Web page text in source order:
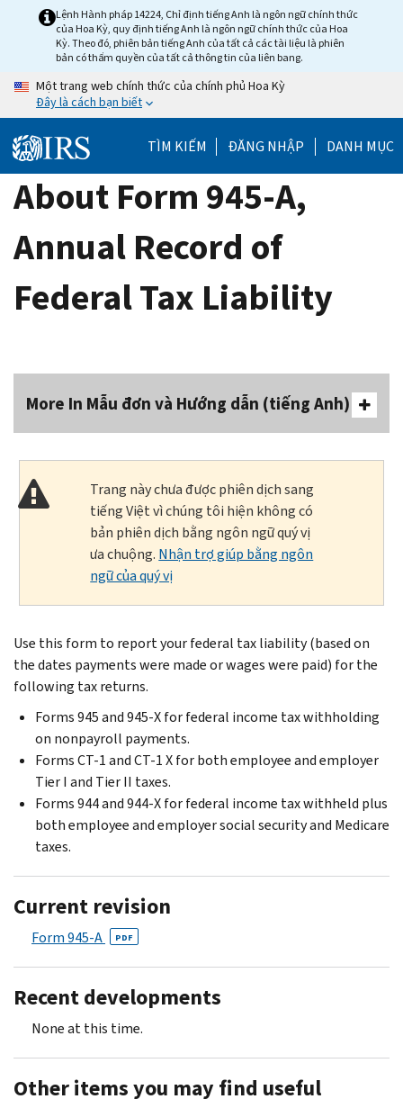
Lệnh Hành pháp 14224, Chỉ định tiếng Anh là ngôn ngữ chính thức
của Hoa Kỳ, quy định tiếng Anh là ngôn ngữ chính thức của Hoa
Kỳ. Theo đó, phiên bản tiếng Anh của tất cả các tài liệu là phiên
bản có thẩm quyền của tất cả thông tin của liên bang.
Một trang web chính thức của chính phủ Hoa Kỳ
Đây là cách bạn biết
TÌM KIẾM ĐĂNG NHẬP DANH MỤC
About Form 945-A,
Annual Record of
Federal Tax Liability
More In Mẫu đơn và Hướng dẫn (tiếng Anh)
Trang này chưa được phiên dịch sang
tiếng Việt vì chúng tôi hiện không có
bản phiên dịch bằng ngôn ngữ quý vị
ưa chuộng. Nhận trợ giúp bằng ngôn
ngữ của quý vị
Use this form to report your federal tax liability (based on
the dates payments were made or wages were paid) for the
following tax returns.
Forms 945 and 945-X for federal income tax withholding
on nonpayroll payments.
Forms CT-1 and CT-1 X for both employee and employer
Tier I and Tier II taxes.
Forms 944 and 944-X for federal income tax withheld plus
both employee and employer social security and Medicare
taxes.
Current revision
Form 945-A PDF
Recent developments
None at this time.
Other items you may find useful